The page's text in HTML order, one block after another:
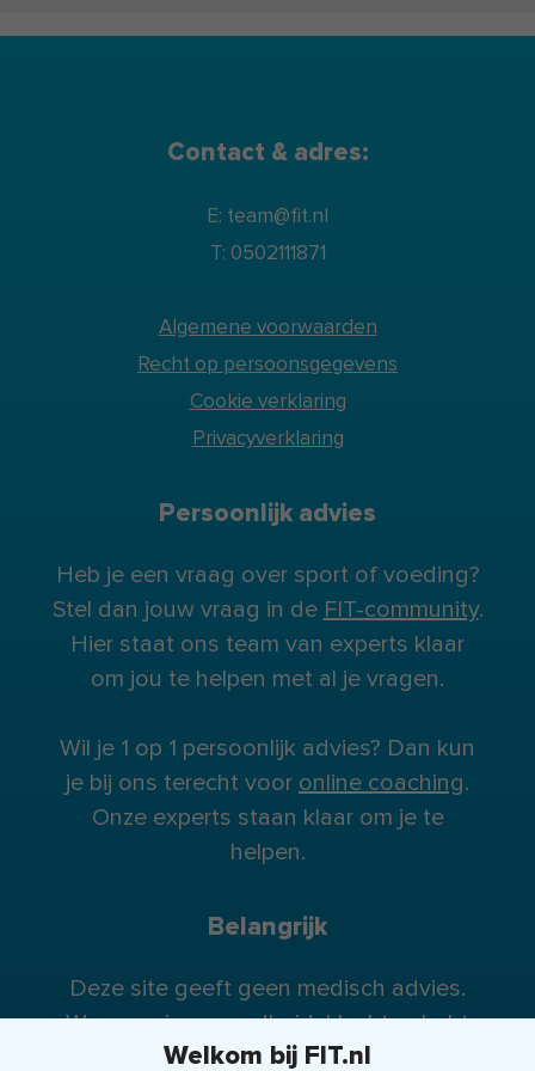
Contact & adres:
E: team@fit.nl
T: 0502111871
Algemene voorwaarden
Recht op persoonsgegevens
Cookie verklaring
Privacyverklaring
Persoonlijk advies
Heb je een vraag over sport of voeding?
Stel dan jouw vraag in de FIT-community.
Hier staat ons team van experts klaar
om jou te helpen met al je vragen.
Wil je 1 op 1 persoonlijk advies? Dan kun
je bij ons terecht voor online coaching.
Onze experts staan klaar om je te
helpen.
Belangrijk
Deze site geeft geen medisch advies.
Wanneer je gezondheidsklachten hebt
raden wij je te allen tijde aan contact op
Welkom bij FIT.nl